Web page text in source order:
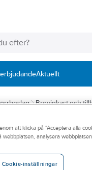
Aktuellt
Brevinkast och
att klicka på "Acceptera alla
webbplatsen, analysera
Cookie-inställningar